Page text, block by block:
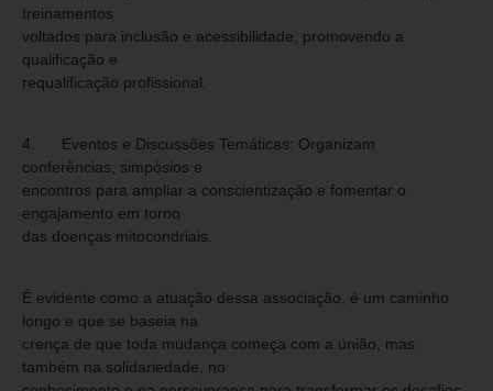
treinamentos
voltados para inclusão e acessibilidade, promovendo a
qualificação e
requalificação profissional.
4. Eventos e Discussões Temáticas: Organizam
conferências, simpósios e
encontros para ampliar a conscientização e fomentar o
engajamento em torno
das doenças mitocondriais.
É evidente como a atuação dessa associação, é um caminho
longo e que se baseia na
crença de que toda mudança começa com a união, mas
também na solidariedade, no